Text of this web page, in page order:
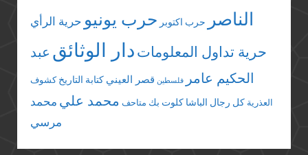
الناصر
حرب اكتوبر حرب يونيو حرية الرأي
حرية تداول المعلومات دار الوثائق عبد
الحكيم عامر
فلسطين قصر العيني كتابة التاريخ كشوف
العذرية كل رجال الباشا كلوت بك متاحف محمد علي محمد
مرسي